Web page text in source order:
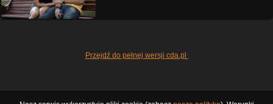
Przejdź do pełnej wersji cda.pl